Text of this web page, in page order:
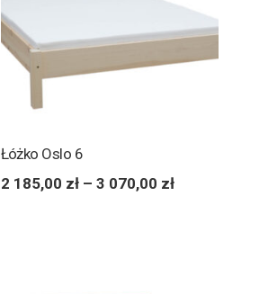
Łóżko Oslo 6
2 185,00 zł– 3 070,00 zł